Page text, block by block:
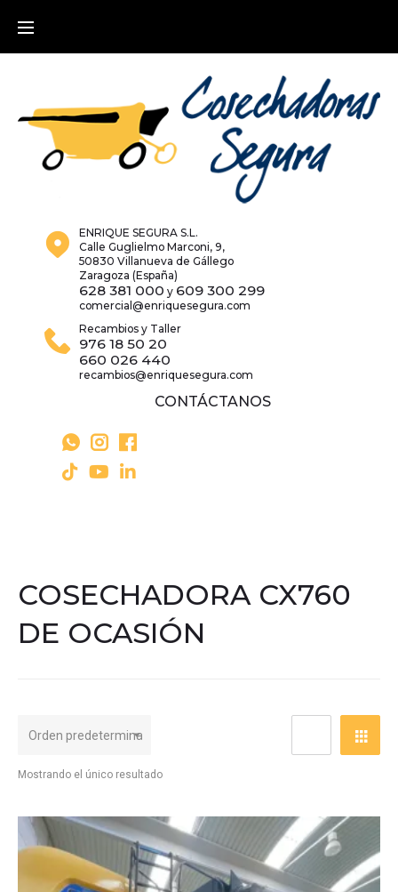
ENRIQUE SEGURA S.L.
Calle Guglielmo Marconi, 9,
50830 Villanueva de Gállego
Zaragoza (España)
628 381 000 y 609 300 299
comercial@enriquesegura.com
Recambios y Taller
976 18 50 20
660 026 440
recambios@enriquesegura.com
CONTÁCTANOS
COSECHADORA CX760
DE OCASIÓN
Mostrando el único resultado